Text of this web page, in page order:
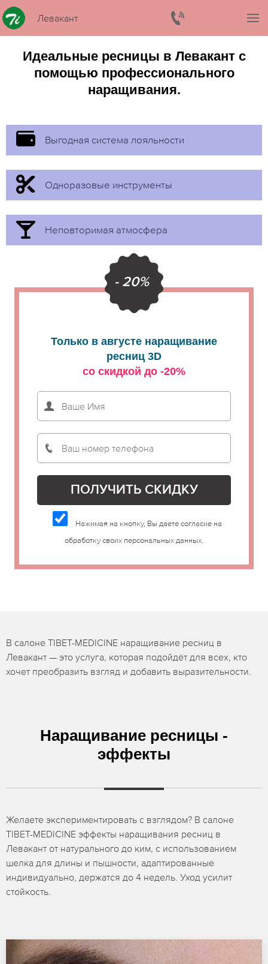
Левакант
Идеальные ресницы в Левакант с
помощью профессионального
наращивания.
Выгодная система лояльности
Одноразовые инструменты
Неповторимая атмосфера
- 20%
Только в августе наращивание
ресниц 3D
со скидкой до -20%
Нажимая на кнопку, Вы даете согласие на
обработку своих персональных данных.
В салоне TIBET-MEDICINE наращивание ресниц в
Левакант — это услуга, которая подойдёт для всех, кто
хочет преобразить взгляд и добавить выразительности.
Наращивание ресницы -
эффекты
Желаете экспериментировать с взглядом? В салоне
TIBET-MEDICINE эффекты наращивания ресниц в
Левакант от натурального до ким, с использованием
шелка для длины и пышности, адаптированные
индивидуально, держатся до 4 недель. Уход усилит
стойкость.